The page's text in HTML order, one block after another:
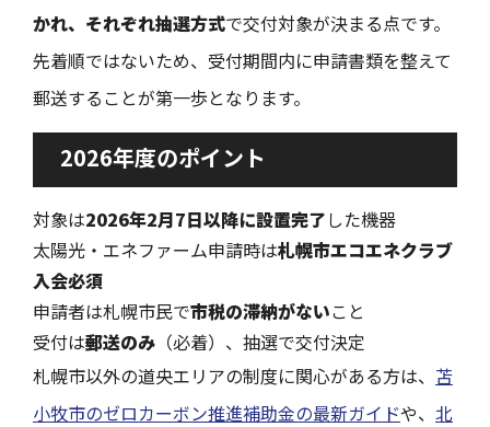
かれ、それぞれ抽選方式で交付対象が決まる点です。
先着順ではないため、受付期間内に申請書類を整えて
郵送することが第一歩となります。
2026年度のポイント
対象は2026年2月7日以降に設置完了した機器
太陽光・エネファーム申請時は札幌市エコエネクラブ
入会必須
申請者は札幌市民で市税の滞納がないこと
受付は郵送のみ （必着）、抽選で交付決定
札幌市以外の道央エリアの制度に関心がある方は、 苫
小牧市のゼロカーボン推進補助金の最新ガイドや、 北